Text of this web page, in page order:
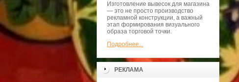
Изготовление вывесок для магазина
— это не просто производство
рекламной конструкции, а важный
этап формирования визуального
образа торговой точки.
Подробнее...
РЕКЛАМА